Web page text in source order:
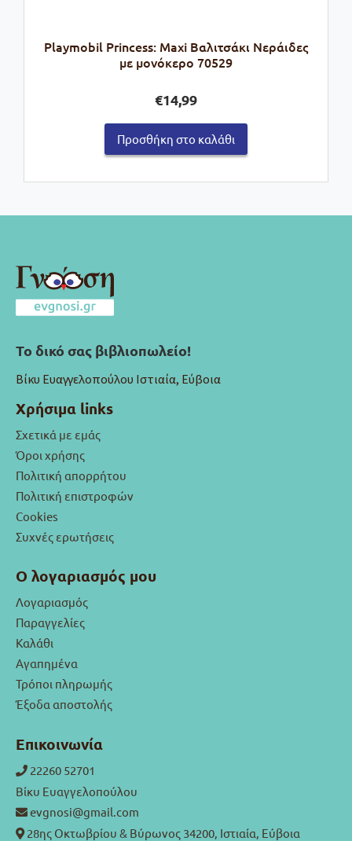
Playmobil Princess: Maxi Βαλιτσάκι Νεράιδες
με μονόκερο 70529
€14,99
Προσθήκη στο καλάθι
Το δικό σας βιβλιοπωλείο!
Βίκυ Ευαγγελοπούλου Ιστιαία, Εύβοια
Χρήσιμα links
Σχετικά με εμάς
Όροι χρήσης
Πολιτική απορρήτου
Πολιτική επιστροφών
Cookies
Συχνές ερωτήσεις
Ο λογαριασμός μου
Λογαριασμός
Παραγγελίες
Καλάθι
Αγαπημένα
Τρόποι πληρωμής
Έξοδα αποστολής
Επικοινωνία
22260 52701
Βίκυ Ευαγγελοπούλου
evgnosi@gmail.com
28ης Οκτωβρίου & Βύρωνος 34200, Ιστιαία, Εύβοια